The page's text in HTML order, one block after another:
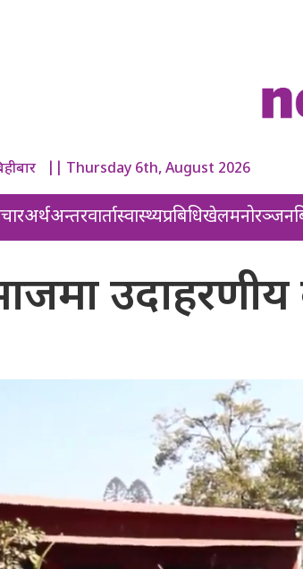
बिहीबार || Thursday 6th, August 2026
अर्थअन्तरवार्तास्वास्थ्यप्रबिधिखेलमनोरञ्जन